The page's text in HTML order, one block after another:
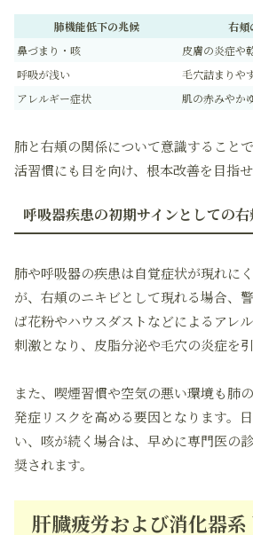
肺機能低下の兆候
右頬
鼻づまり・咳
皮膚の炎症や
呼吸が浅い
毛穴詰まりや
アレルギー症状
肌の赤みやか
肺と右頬の関係について意識すること
活習慣にも目を向け、根本改善を目指せ
呼吸器疾患の初期サインとしての
肺や呼吸器の疾患は自覚症状が現れに
が、右頬のニキビとして現れる場合、
ば花粉やハウスダストなどによるアレ
刺激となり、皮脂分泌や毛穴の炎症を引
また、喫煙習慣や空気の悪い環境も肺
発症リスクを高める要因となります。
い、咳が続く場合は、早めに専門医の
奨されます。
肝臓疲労および消化器